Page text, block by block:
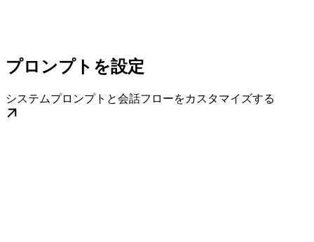
プロンプトを設定
システムプロンプトと会話フローをカスタマイズする